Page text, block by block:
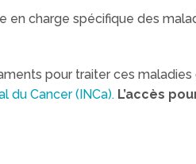
en charge spécifique des
pour traiter ces maladies
du Cancer (INCa). L’accès